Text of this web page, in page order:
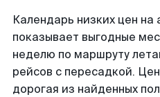
Календарь низких цен
показывает выгодные
неделю по маршруту
рейсов с пересадкой.
дорогая из найденных